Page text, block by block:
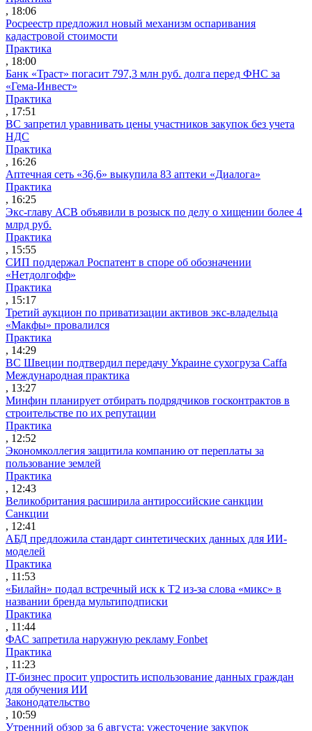
, 18:06
Росреестр предложил новый механизм оспаривания
кадастровой стоимости
Практика
, 18:00
Банк «Траст» погасит 797,3 млн руб. долга перед ФНС за
«Гема-Инвест»
Практика
, 17:51
ВС запретил уравнивать цены участников закупок без учета
НДС
Практика
, 16:26
Аптечная сеть «36,6» выкупила 83 аптеки «Диалога»
Практика
, 16:25
Экс-главу АСВ объявили в розыск по делу о хищении более 4
млрд руб.
Практика
, 15:55
СИП поддержал Роспатент в споре об обозначении
«Нетдолгофф»
Практика
, 15:17
Третий аукцион по приватизации активов экс-владельца
«Макфы» провалился
Практика
, 14:29
ВС Швеции подтвердил передачу Украине сухогруза Caffa
Международная практика
, 13:27
Минфин планирует отбирать подрядчиков госконтрактов в
строительстве по их репутации
Практика
, 12:52
Экономколлегия защитила компанию от переплаты за
пользование землей
Практика
, 12:43
Великобритания расширила антироссийские санкции
Санкции
, 12:41
АБД предложила стандарт синтетических данных для ИИ-
моделей
Практика
, 11:53
«Билайн» подал встречный иск к Т2 из-за слова «микс» в
названии бренда мультиподписки
Практика
, 11:44
ФАС запретила наружную рекламу Fonbet
Практика
, 11:23
IT-бизнес просит упростить использование данных граждан
для обучения ИИ
Законодательство
, 10:59
Утренний обзор за 6 августа: ужесточение закупок